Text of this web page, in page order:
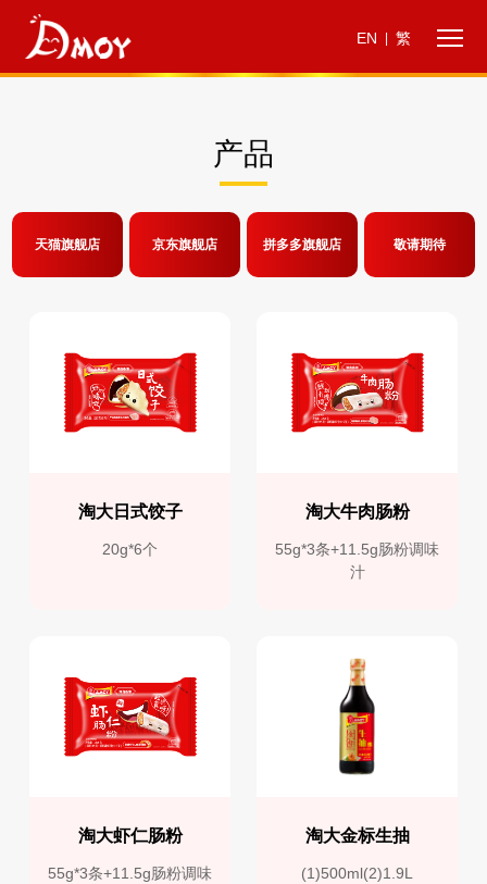
EN 繁
产品
天猫旗舰店 京东旗舰店 拼多多旗舰店 敬请期待
淘大日式饺子
20g*6个
淘大牛肉肠粉
55g*3条+11.5g肠粉调味
汁
淘大虾仁肠粉
55g*3条+11.5g肠粉调味
淘大金标生抽
(1)500ml(2)1.9L